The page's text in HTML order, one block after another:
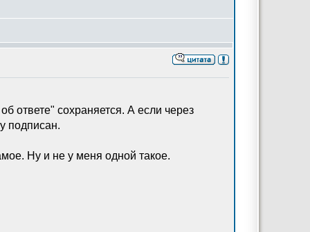
ответе" сохраняется. А если через
подписан.
Ну и не у меня одной такое.